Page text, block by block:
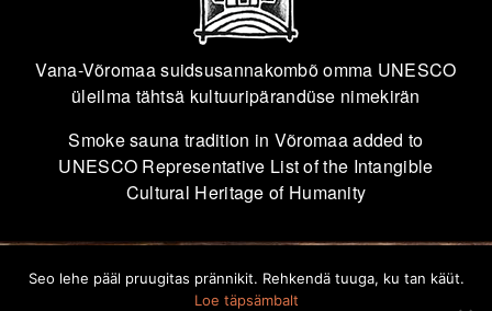
Vana-Võromaa suidsusannakombõ omma UNESCO
üleilma tähtsä kultuuripärandüse nimekirän
Smoke sauna tradition in Võromaa added to
UNESCO Representative List of the Intangible
Cultural Heritage of Humanity
info@savvusann.ee
Seo lehe pääl pruugitas prännikit. Rehkendä tuuga, ku tan käüt.
Loe täpsämbalt